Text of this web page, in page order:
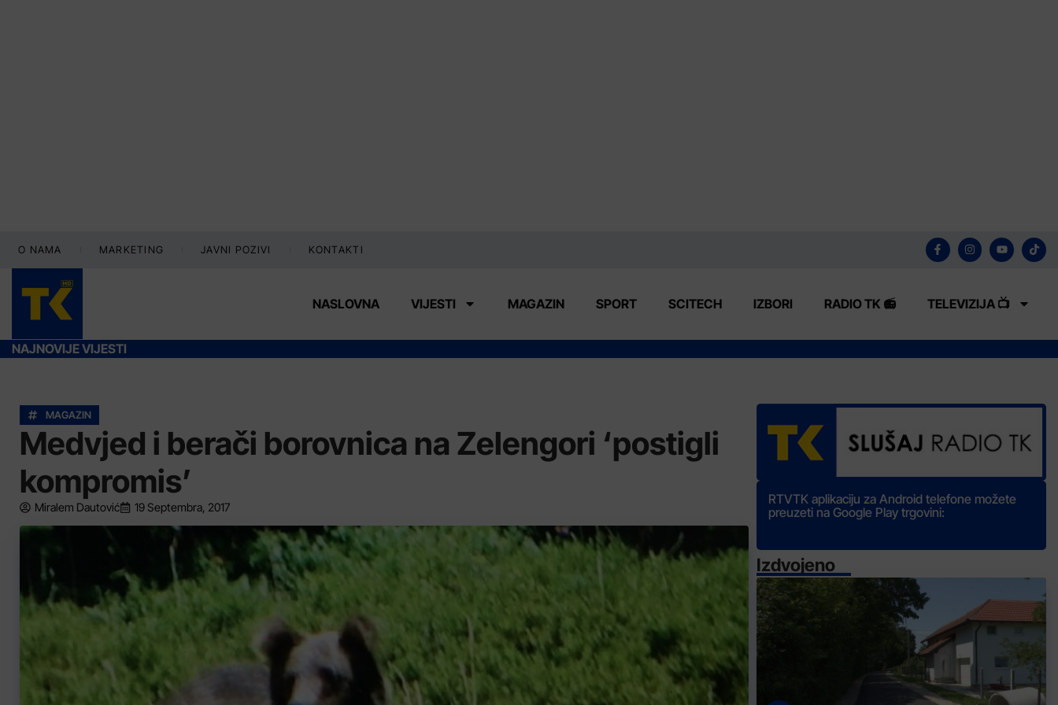
O NAMA MARKETING JAVNI POZIVI KONTAKTI
NASLOVNA VIJESTI MAGAZIN SPORT SCITECH IZBORI RADIO TK 📻 TELEVIZIJA 📺
NAJNOVIJE VIJESTI
MAGAZIN
Medvjed i berači borovnica na Zelengori ‘postigli
kompromis’
Miralem Dautović 19 Septembra, 2017
RTVTK aplikaciju za Android telefone možete
preuzeti na Google Play trgovini:
Izdvojeno